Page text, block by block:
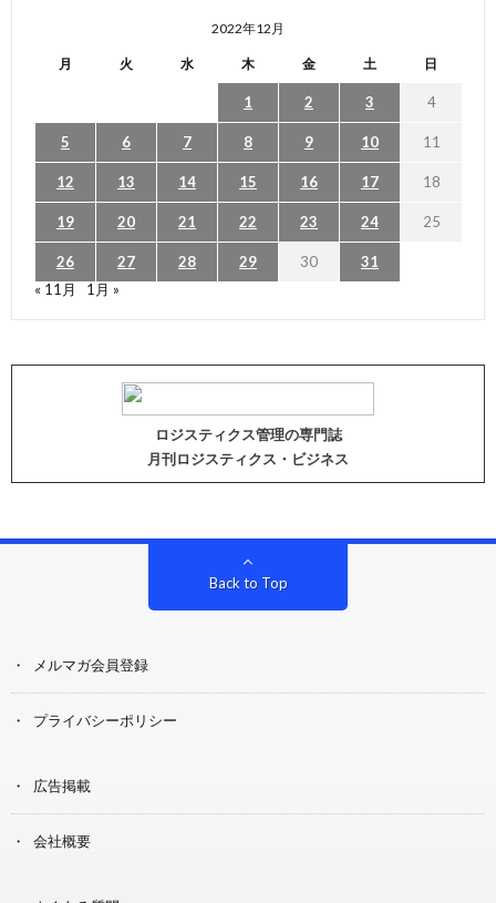
2022年12月
月 火 水 木 金 土 日
1 2 3 4
5 6 7 8 9 10 11
12 13 14 15 16 17 18
19 20 21 22 23 24 25
26 27 28 29 30
31
« 11月
1月 »
ロジスティクス管理の専門誌
月刊ロジスティクス・ビジネス
Back to Top
メルマガ会員登録
プライバシーポリシー
広告掲載
会社概要